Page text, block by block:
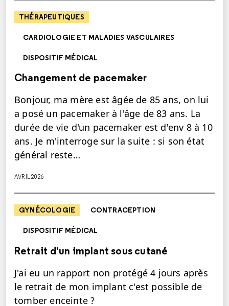
THÉRAPEUTIQUES
CARDIOLOGIE ET MALADIES VASCULAIRES
DISPOSITIF MÉDICAL
Changement de pacemaker
Bonjour, ma mère est âgée de 85 ans, on lui
a posé un pacemaker à l'âge de 83 ans. La
durée de vie d'un pacemaker est d'env 8 à 10
ans. Je m'interroge sur la suite : si son état
général reste…
AVRIL 2026
GYNÉCOLOGIE CONTRACEPTION
DISPOSITIF MÉDICAL
Retrait d'un implant sous cutané
J'ai eu un rapport non protégé 4 jours après
le retrait de mon implant c'est possible de
tomber enceinte ?